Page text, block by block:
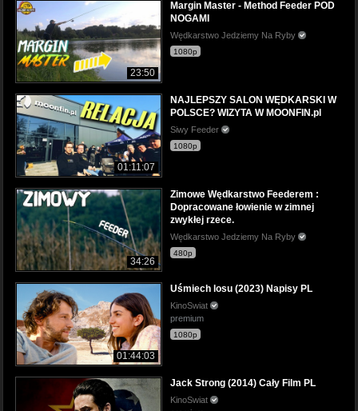
23:50
Margin Master - Method Feeder POD
NOGAMI
Wędkarstwo Jedziemy Na Ryby
1080p
01:11:07
NAJLEPSZY SALON WĘDKARSKI W
POLSCE? WIZYTA W MOONFIN.pl
Siwy Feeder
1080p
34:26
Zimowe Wędkarstwo Feederem :
Dopracowane łowienie w zimnej
zwykłej rzece.
Wędkarstwo Jedziemy Na Ryby
480p
01:44:03
Uśmiech losu (2023) Napisy PL
KinoSwiat
premium
1080p
Jack Strong (2014) Cały Film PL
KinoSwiat